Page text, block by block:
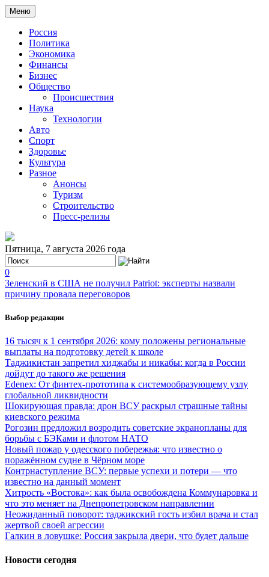
Меню
Россия
Политика
Экономика
Финансы
Бизнес
Общество
Происшествия
Наука
Технологии
Авто
Спорт
Здоровье
Культура
Разное
Анонсы
Туризм
Строительство
Пресс-релизы
Пятница, 7 августа 2026 года
0
Зеленский в США не получил Patriot: эксперты назвали
причину провала переговоров
Выбор редакции
16 тысяч к 1 сентября 2026: кому положены региональные
выплаты на подготовку детей к школе
Таджикистан запретил хиджабы и никабы: когда в России
дойдут до такого же решения
Edenex: От финтех-прототипа к системообразующему узлу
глобальной ликвидности
Шокирующая правда: дрон ВСУ раскрыл страшные тайны
киевского режима
Рогозин предложил возродить советские экранопланы для
борьбы с БЭКами и флотом НАТО
Новый пожар у одесского побережья: что известно о
поражённом судне в Чёрном море
Контрнаступление ВСУ: первые успехи и потери — что
известно на данный момент
Хитрость «Востока»: как была освобождена Коммунаровка и
что это меняет на Днепропетровском направлении
Неожиданный поворот: таджикский гость избил врача и стал
жертвой своей агрессии
Галкин в ловушке: Россия закрыла двери, что будет дальше
Новости сегодня